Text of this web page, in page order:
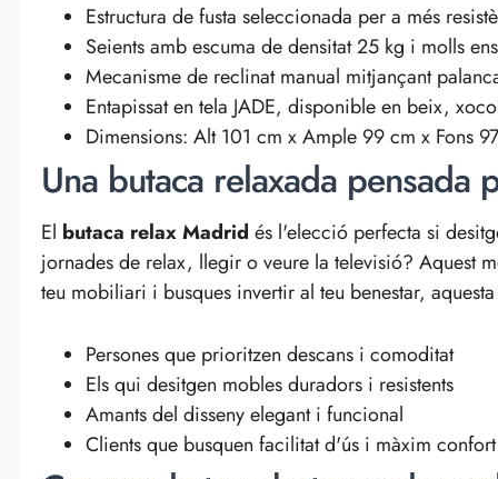
Estructura de fusta seleccionada per a més
Seients amb escuma de densitat 25 kg i molls
Mecanisme de reclinat manual mitjançant
Entapissat en tela JADE, disponible en beix,
Dimensions: Alt 101 cm x Ample 99 cm x Fons
Una butaca relaxada pensada
El butaca relax Madrid és l'elecció perfecta si
jornades de relax, llegir o veure la televisió? Aquest
teu mobiliari i busques invertir al teu benestar,
Persones que prioritzen descans i comoditat
Els qui desitgen mobles duradors i resistents
Amants del disseny elegant i funcional
Clients que busquen facilitat d'ús i màxim confort